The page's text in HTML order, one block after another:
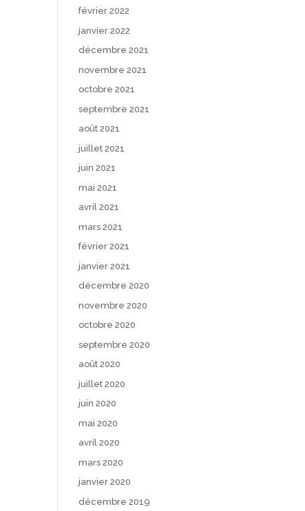
février 2022
janvier 2022
décembre 2021
novembre 2021
octobre 2021
septembre 2021
août 2021
juillet 2021
juin 2021
mai 2021
avril 2021
mars 2021
février 2021
janvier 2021
décembre 2020
novembre 2020
octobre 2020
septembre 2020
août 2020
juillet 2020
juin 2020
mai 2020
avril 2020
mars 2020
janvier 2020
décembre 2019